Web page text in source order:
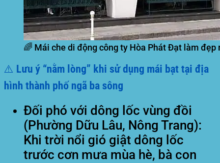
🌈 Mái che di động công ty Hòa Phát Đạt làm đẹp
⚠️ Lưu ý “nằm lòng” khi sử dụng mái bạt tại địa
hình thành phố ngã ba sông
Đối phó với dông lốc vùng đồi
(Phường Dữu Lâu, Nông Trang):
Khi trời nổi gió giật dông lốc
trước cơn mưa mùa hè, bà con